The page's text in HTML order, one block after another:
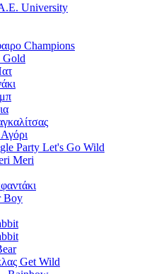
University
Champions
Gold
Party Let's Go Wild
Meri
Boy
Get Wild